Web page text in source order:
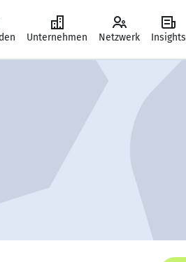
Unternehmen Netzwerk Insights